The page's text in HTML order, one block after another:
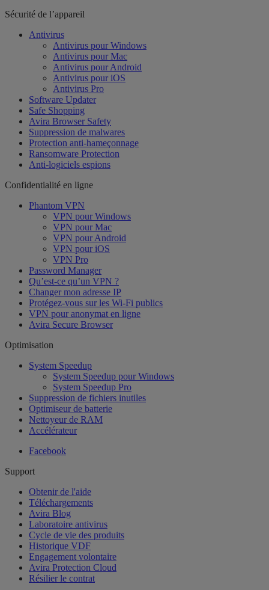
Sécurité de l’appareil
Antivirus
Antivirus pour Windows
Antivirus pour Mac
Antivirus pour Android
Antivirus pour iOS
Antivirus Pro
Software Updater
Safe Shopping
Avira Browser Safety
Suppression de malwares
Protection anti-hameçonnage
Ransomware Protection
Anti-logiciels espions
Confidentialité en ligne
Phantom VPN
VPN pour Windows
VPN pour Mac
VPN pour Android
VPN pour iOS
VPN Pro
Password Manager
Qu’est-ce qu’un VPN ?
Changer mon adresse IP
Protégez-vous sur les Wi-Fi publics
VPN pour anonymat en ligne
Avira Secure Browser
Optimisation
System Speedup
System Speedup pour Windows
System Speedup Pro
Suppression de fichiers inutiles
Optimiseur de batterie
Nettoyeur de RAM
Accélérateur
Facebook
Support
Obtenir de l'aide
Téléchargements
Avira Blog
Laboratoire antivirus
Cycle de vie des produits
Historique VDF
Engagement volontaire
Avira Protection Cloud
Résilier le contrat